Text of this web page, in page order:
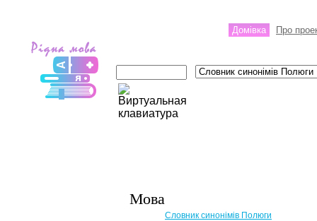
Домівка Про
Мова
Словник синонімів Полюги